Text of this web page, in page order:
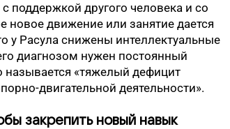
поддержкой другого человека и со
движение или занятие дается
у Расула снижены интеллектуальные
диагнозом нужен постоянный
называется «тяжелый дефицит
двигательной деятельности».
закрепить новый навык